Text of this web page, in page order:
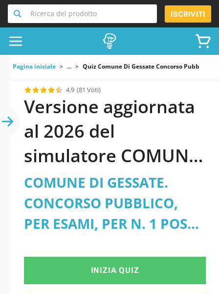
Ricerca del prodotto ISCRIVITI
Pagina iniziale ... Quiz Comune Di Gessate Concorso Pubblico
4.9 (81 Voti)
Versione aggiornata
al 2026 del
simulatore COMUNE
DI GESSATE.
CONCORSO
PUBBLICO, PER
ESAMI, PER N. 1
POSTO ISTRUTTORE
COMUNE DI GESSATE.
CONCORSO PUBBLICO,
PER ESAMI, PER N. 1 POSTO
AMMINISTRATIVO
CONTABILE- EX CAT. C - A
INIZIA QUIZ